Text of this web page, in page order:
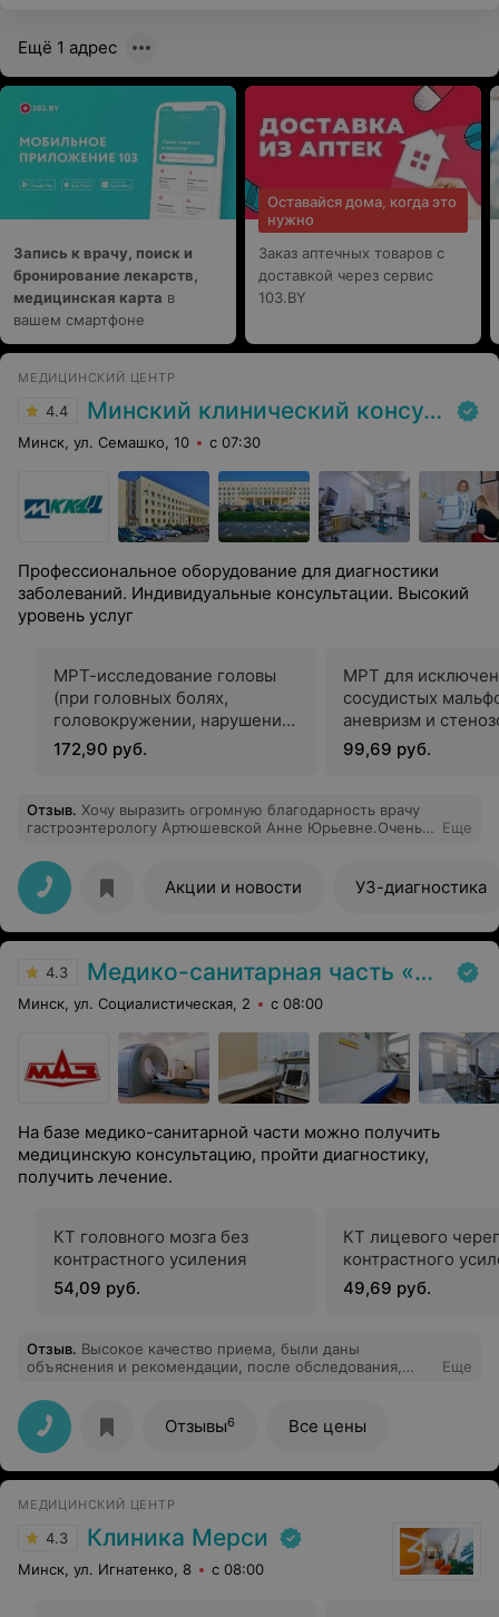
Ещё 1 адрес
Запись к врачу, поиск и
бронирование лекарств,
медицинская карта в
вашем смартфоне
Оставайся дома, когда это
нужно
Заказ аптечных товаров с
доставкой через сервис
103.BY
МЕДИЦИНСКИЙ ЦЕНТР
4.4 Минский клинический консультативно-диагностический центр
Минск, ул. Семашко, 10 с 07:30
Профессиональное оборудование для диагностики
заболеваний. Индивидуальные консультации. Высокий
уровень услуг
МРТ-исследование головы
(при головных болях,
головокружении, нарушении
зрения, слуха и координации)
172,90 руб.
МРТ для
сосудистых
аневризм и
магистральных
99,69 руб.
Отзыв. Хочу выразить огромную благодарность врачу
гастроэнтерологу Артюшевской Анне Юрьевне.Очень
доктор провел подробный опрос, изучил все мои
анализы и назначил дополнительные обследования,
которые действительно помогли выявить причину
проблемы, а не просто заглушить симптомы.План
лечения был составлен четко, с объяснением
человеческое отношение и профессионализм!!!!!
Еще
Акции и новости УЗ-диагностика
4.3 Медико-санитарная часть «МАЗ»
Минск, ул. Социалистическая, 2 с 08:00
На базе медико-санитарной части можно получить
медицинскую консультацию, пройти диагностику,
получить лечение.
КТ головного мозга без
контрастного усиления
54,09 руб.
КТ лицевого
контрастного
49,69 руб.
Отзыв. Высокое качество приема, были даны
объяснения и рекомендации, после обследования,
лечение.
Еще
Отзывы6 Все цены
МЕДИЦИНСКИЙ ЦЕНТР
4.3 Клиника Мерси
Минск, ул. Игнатенко, 8 с 08:00